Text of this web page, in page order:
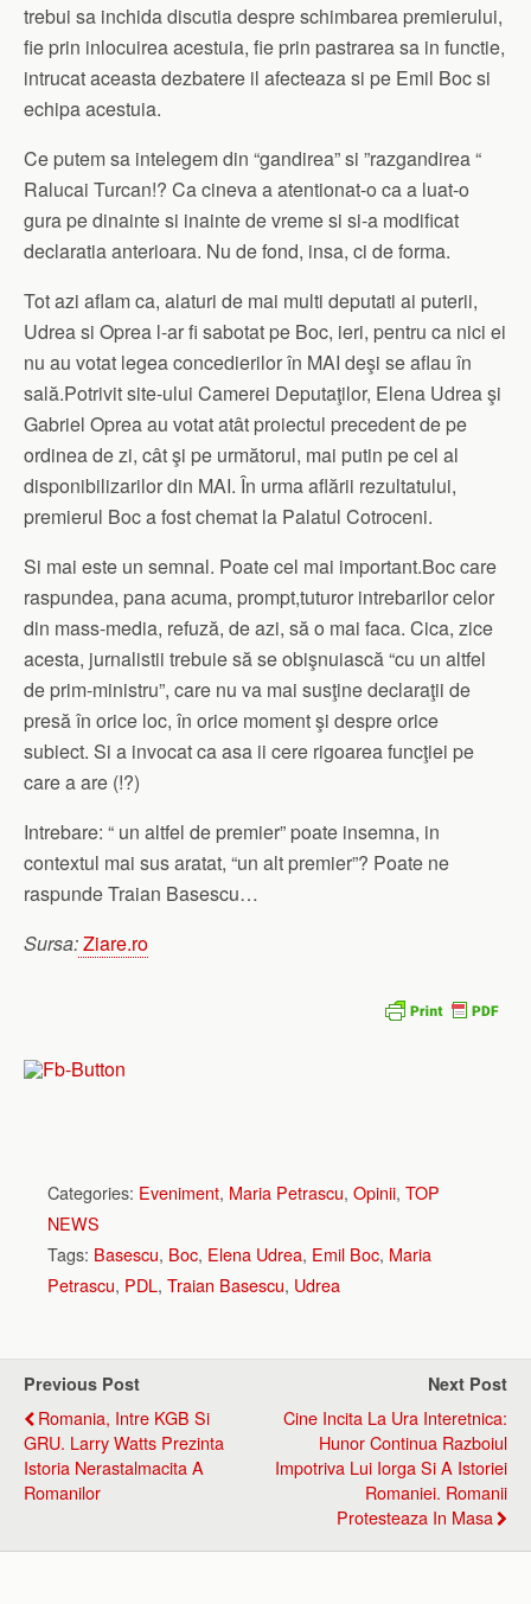
trebui sa inchida discutia despre schimbarea premierului,
fie prin inlocuirea acestuia, fie prin pastrarea sa in functie,
intrucat aceasta dezbatere il afecteaza si pe Emil Boc si
echipa acestuia.
Ce putem sa intelegem din “gandirea” si ”razgandirea “
Ralucai Turcan!? Ca cineva a atentionat-o ca a luat-o
gura pe dinainte si inainte de vreme si si-a modificat
declaratia anterioara. Nu de fond, insa, ci de forma.
Tot azi aflam ca, alaturi de mai multi deputati ai puterii,
Udrea si Oprea l-ar fi sabotat pe Boc, ieri, pentru ca nici ei
nu au votat legea concedierilor în MAI deşi se aflau în
sală.Potrivit site-ului Camerei Deputaţilor, Elena Udrea şi
Gabriel Oprea au votat atât proiectul precedent de pe
ordinea de zi, cât şi pe următorul, mai putin pe cel al
disponibilizarilor din MAI. În urma aflării rezultatului,
premierul Boc a fost chemat la Palatul Cotroceni.
Si mai este un semnal. Poate cel mai important.Boc care
raspundea, pana acuma, prompt,tuturor intrebarilor celor
din mass-media, refuză, de azi, să o mai faca. Cica, zice
acesta, jurnalistii trebuie să se obişnuiască “cu un altfel
de prim-ministru”, care nu va mai susţine declaraţii de
presă în orice loc, în orice moment şi despre orice
subiect. Si a invocat ca asa ii cere rigoarea funcţiei pe
care a are (!?)
Intrebare: “ un altfel de premier” poate insemna, in
contextul mai sus aratat, “un alt premier”? Poate ne
raspunde Traian Basescu…
Sursa:Ziare.ro
Categories: Eveniment, Maria Petrascu, Opinii, TOP
NEWS
Tags: Basescu, Boc, Elena Udrea, Emil Boc, Maria
Petrascu, PDL, Traian Basescu, Udrea
Previous Post
Romania, Intre KGB Si
GRU. Larry Watts Prezinta
Istoria Nerastalmacita A
Romanilor
Next Post
Cine Incita La Ura Interetnica:
Hunor Continua Razboiul
Impotriva Lui Iorga Si A Istoriei
Romaniei. Romanii
Protesteaza In Masa